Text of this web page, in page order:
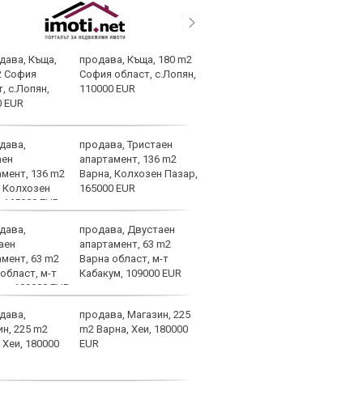
продава, Къща, 180 m2
София област, с.Лопян,
110000 EUR
продава, Тристаен
апартамент, 136 m2
Варна, Колхозен Пазар,
165000 EUR
продава, Двустаен
апартамент, 63 m2
Варна област, м-т
Кабакум, 109000 EUR
продава, Магазин, 225
m2 Варна, Хеи, 180000
EUR